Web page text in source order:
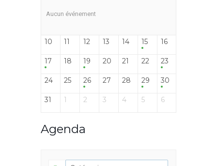
Aucun événement
10 11 12 13 14 15 16
17 18 19 20 21 22 23
24 25 26 27 28 29 30
31 1 2 3 4 5 6
Agenda